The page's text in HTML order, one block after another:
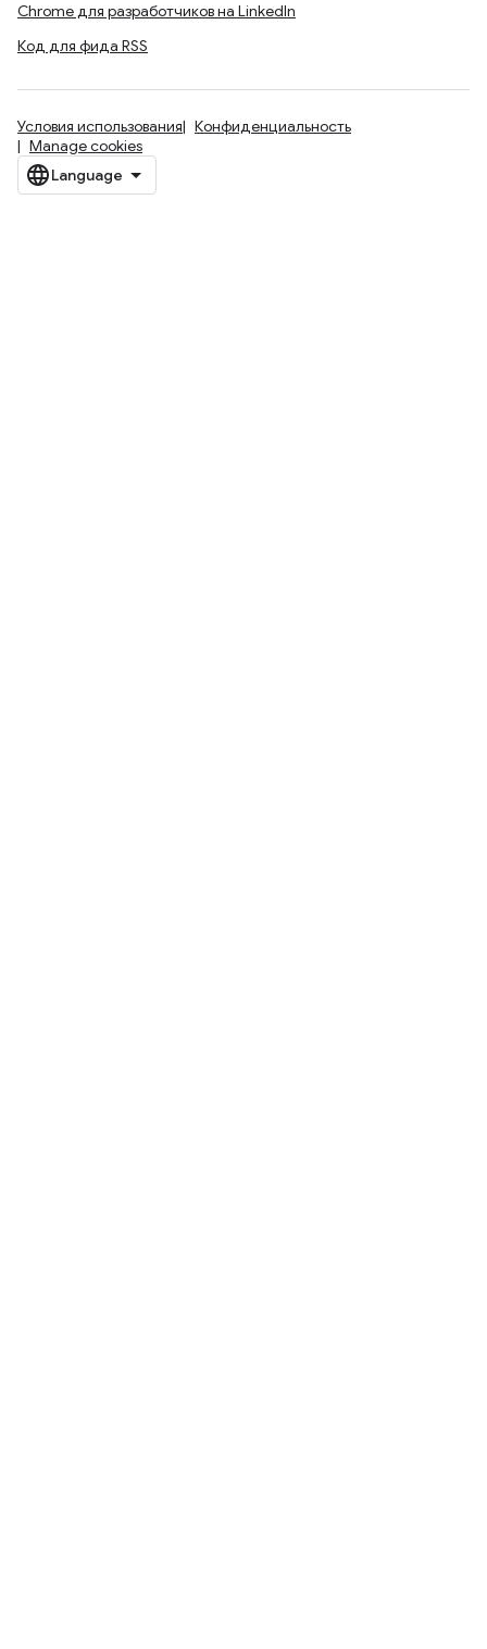
Chrome для разработчиков на LinkedIn
Код для фида RSS
Условия использования
Конфиденциальность
Manage cookies